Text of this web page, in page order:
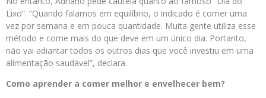
Lixo”. “Quando falamos em equilíbrio, o indicado é comer uma
vez por semana e em pouca quantidade. Muita gente utiliza esse
método e come mais do que deve em um único dia. Portanto,
não vai adiantar todos os outros dias que você investiu em uma
alimentação saudável”, declara.
Como aprender a comer melhor e envelhecer bem?